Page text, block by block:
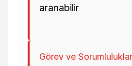
aranabilir
Görev ve Sorumluluklar